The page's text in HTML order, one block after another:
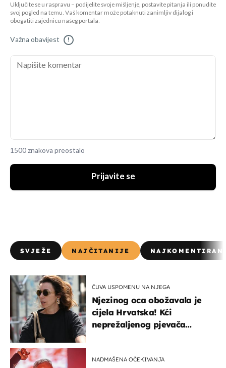
Uključite se u raspravu – podijelite svoje mišljenje, postavite pitanja ili ponudite
svoj pogled na temu. Vaš komentar može potaknuti zanimljiv dijalog i
obogatiti zajednicu našeg portala.
Važna obavijest !
1500 znakova preostalo
Prijavite se
SVJEŽE NAJČITANIJE
ČUVA USPOMENU NA NJEGA
Njezinog oca obožavala je
cijela Hrvatska! Kći
neprežaljenog pjevača
NADMAŠENA OČEKIVANJA